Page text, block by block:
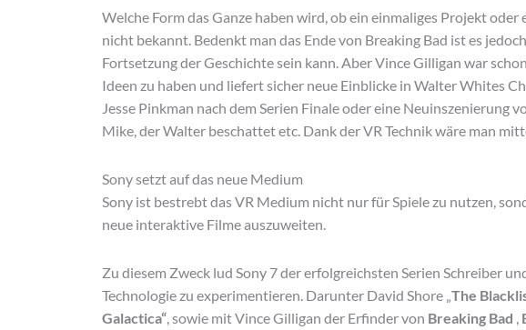
Welche Form das Ganze haben wird, ob ein einmaliges Projekt
nicht bekannt. Bedenkt man das Ende von Breaking Bad ist es
Fortsetzung der Geschichte sein kann. Aber Vince Gilligan war
Ideen zu haben und liefert sicher neue Einblicke in Walter Whites
Jesse Pinkman nach dem Serien Finale oder eine Neuinszenierung
Mike, der Walter beschattet etc. Dank der VR Technik wäre man
Sony setzt auf das neue Medium
Sony ist bestrebt das VR Medium nicht nur für Spiele zu nutzen,
neue interaktive Filme auszuweiten.
Zu diesem Zweck lud Sony 7 der erfolgreichsten Serien Schreiber
Technologie zu experimentieren. Darunter David Shore „ The
Galactica“ , sowie mit Vince Gilligan der Erfinder von Breaking Bad